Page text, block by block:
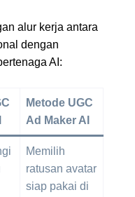
alur kerja antara
dengan
AI:
Metode UGC
Ad Maker AI
Memilih
ratusan avatar
siap pakai di